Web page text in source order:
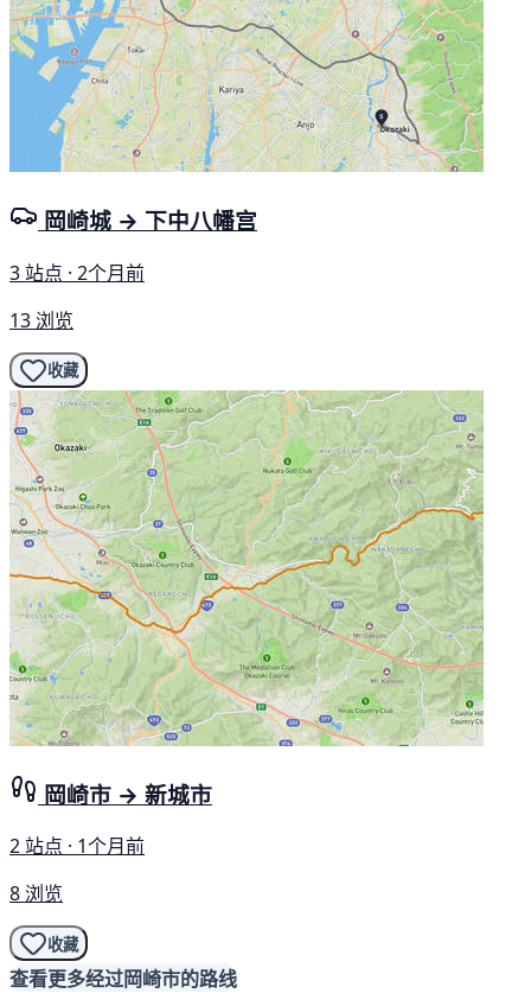
岡崎城 → 下中八幡宫
3 站点 · 2个月前
13 浏览
收藏
岡崎市 → 新城市
2 站点 · 1个月前
8 浏览
收藏
查看更多经过岡崎市的路线